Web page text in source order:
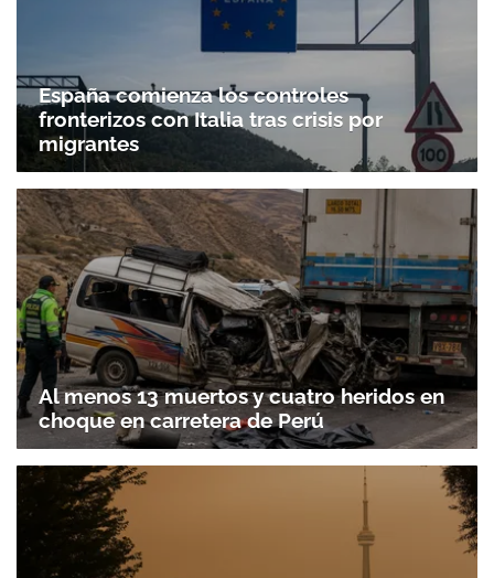
Gracias por suscribirte a nuestro boletín.
España comienza los controles
fronterizos con Italia tras crisis por
migrantes
Al menos 13 muertos y cuatro heridos en
choque en carretera de Perú